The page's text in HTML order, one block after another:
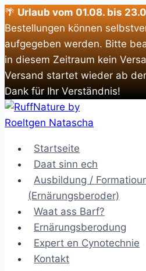
🌴 Urlaub vom 01.08. bis
Bestellungen können
aufgegeben werden. Bitte
in diesem Zeitraum kein
Versand startet wieder ab
Dank für Ihr Verständnis!
Zum
Inhalt
Startseite
Daat sinn ech
Ausbildung /
(Ernärungsberoder)
Waat ass Barf?
Ernärungsberodung
Expert en Cynotechnie
Kontakt